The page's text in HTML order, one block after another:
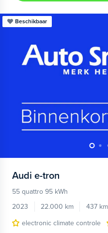
Beschikbaar
Audi e-tron
55 quattro 95 kWh
2023
22.000 km 437
electronic climate controle